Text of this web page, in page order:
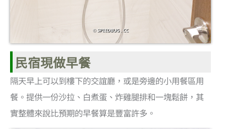
民宿現做早餐
隔天早上可以到樓下的交誼廳，或是旁邊的小用餐區用
餐。提供一份沙拉、白煮蛋、炸雞腿排和一塊鬆餅，其
實整體來說比預期的早餐算是豐富許多。